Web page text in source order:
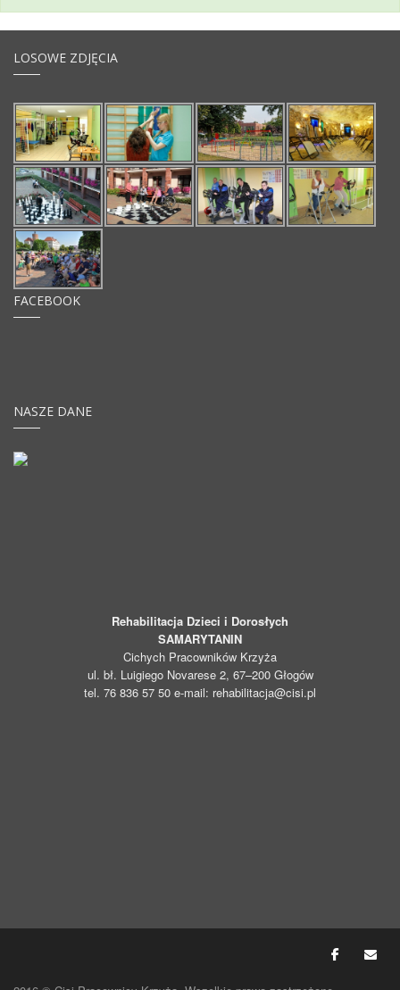
LOSOWE ZDJĘCIA
FACEBOOK
NASZE DANE
Rehabilitacja Dzieci i Dorosłych
SAMARYTANIN
Cichych Pracowników Krzyża
ul. bł. Luigiego Novarese 2, 67–200 Głogów
tel. 76 836 57 50 e-mail: rehabilitacja@cisi.pl